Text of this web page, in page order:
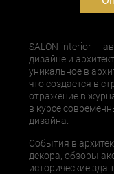
SALON-interior —
дизайне и
уникальное в
что создается в
отражение в
в курсе
дизайна.
События в
декора, обзоры
исторические